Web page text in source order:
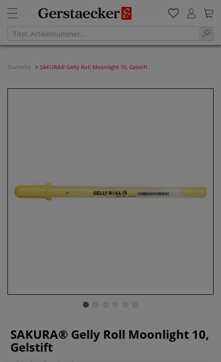
Startseite SAKURA® Gelly Roll Moonlight 10, Gelstift
SAKURA® Gelly Roll Moonlight 10,
Gelstift